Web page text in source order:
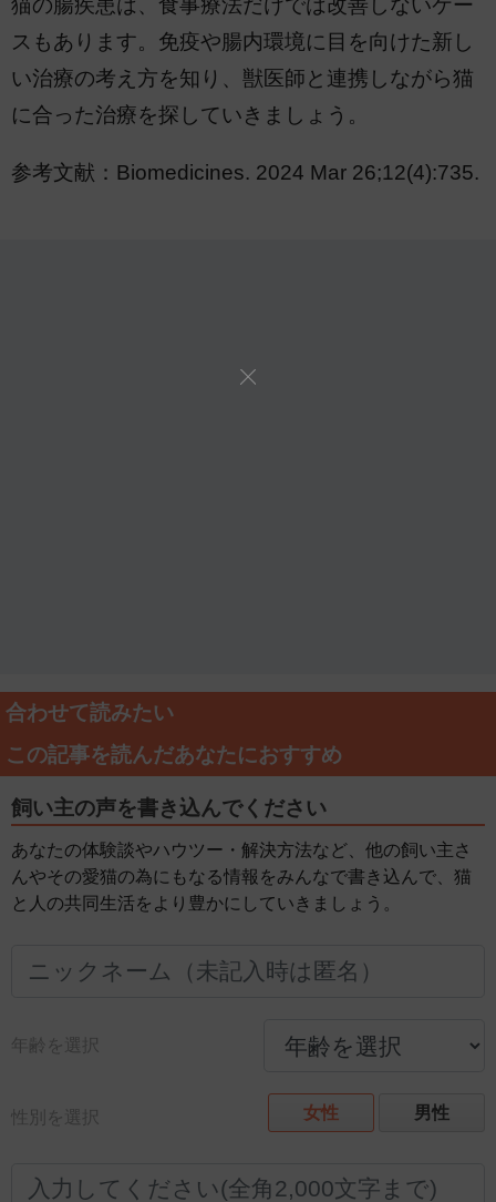
猫の腸疾患は、食事療法だけでは改善しないケー
スもあります。免疫や腸内環境に目を向けた新し
い治療の考え方を知り、獣医師と連携しながら猫
に合った治療を探していきましょう。
参考文献：Biomedicines. 2024 Mar 26;12(4):735.
合わせて読みたい
この記事を読んだあなたにおすすめ
飼い主の声を書き込んでください
あなたの体験談やハウツー・解決方法など、他の飼い主さ
んやその愛猫の為にもなる情報をみんなで書き込んで、猫
と人の共同生活をより豊かにしていきましょう。
年齢を選択
性別を選択 女性 男性